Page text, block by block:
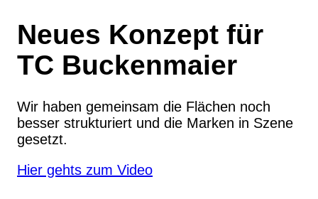
Neues Konzept für
TC Buckenmaier
Wir haben gemeinsam die Flächen noch
besser strukturiert und die Marken in Szene
gesetzt.
Hier gehts zum Video